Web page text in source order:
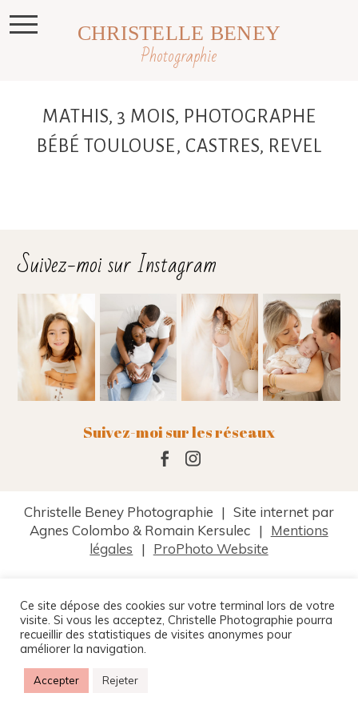
Photographie
CHRISTELLE BENEY
MATHIS, 3 MOIS, PHOTOGRAPHE
BÉBÉ TOULOUSE, CASTRES, REVEL
Suivez-moi sur Instagram
Suivez-moi sur les réseaux
Christelle Beney Photographie | Site internet par
Agnes Colombo & Romain Kersulec |
Mentions
légales
| ProPhoto Website
Ce site dépose des cookies sur votre terminal lors de votre
visite. Si vous les acceptez, Christelle Photographie pourra
recueillir des statistiques de visites anonymes pour
améliorer la navigation.
Accepter Rejeter